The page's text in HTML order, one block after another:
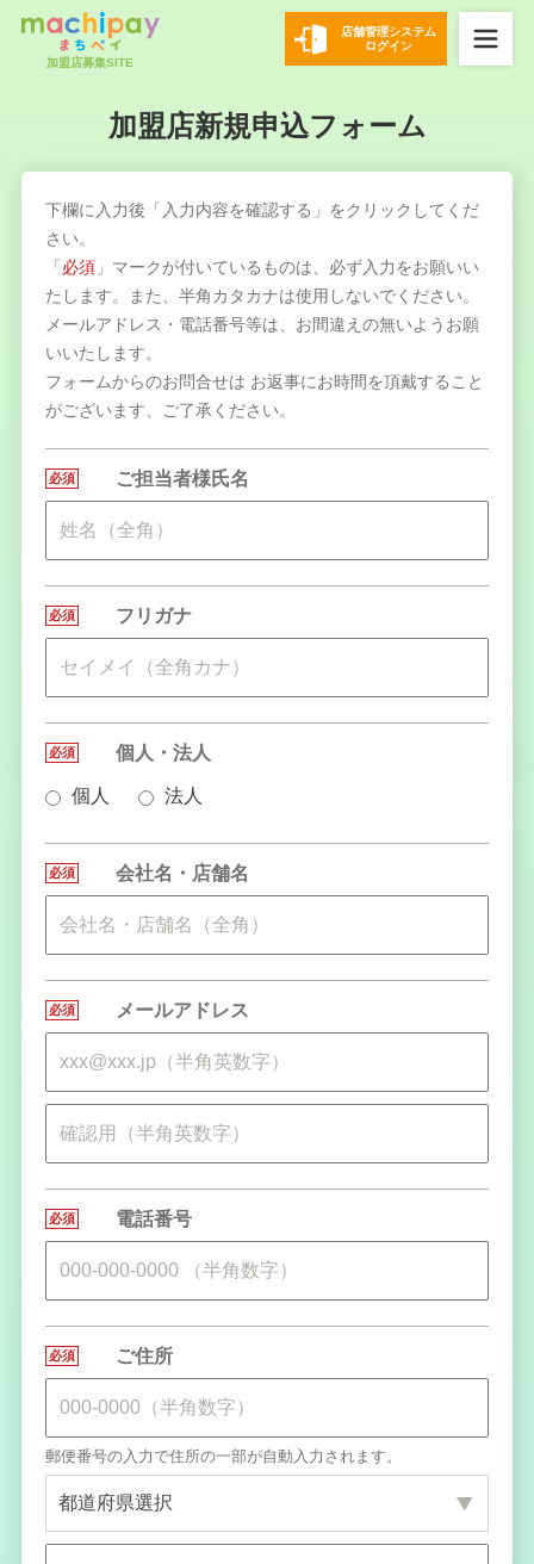
加盟店募集SITE
店舗管理システム
ログイン
加盟店新規申込フォーム
下欄に入力後「入力内容を確認する」をクリックしてくだ
さい。
「 必須」マークが付いているものは、必ず入力をお願いい
たします。また、半角カタカナは使用しないでください。
メールアドレス・電話番号等は、お間違えの無いようお願
いいたします。
フォームからのお問合せは お返事にお時間を頂戴すること
がございます、ご了承ください。
必須 ご担当者様氏名
必須 フリガナ
必須 個人・法人
個人 法人
必須 会社名・店舗名
必須 メールアドレス
必須 電話番号
必須 ご住所
郵便番号の入力で住所の一部が自動入力されます。